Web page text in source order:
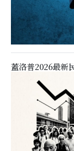
蓋洛普2026最新